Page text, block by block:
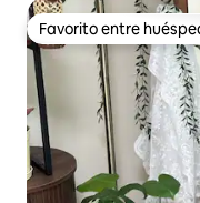
Favorito entre
Favorito entre